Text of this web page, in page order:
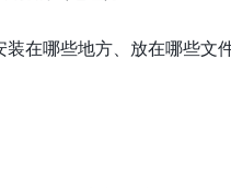
在哪些地方、放在哪些文